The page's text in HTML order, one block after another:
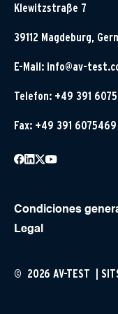
Klewitzstraße 7
39112 Magdeburg,
E-Mail: info@av-
Telefon: +49 391
Fax: +49 391 6075469
Condiciones
Legal
© 2026 AV-TEST |